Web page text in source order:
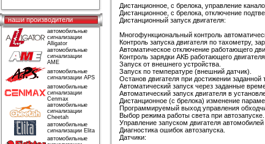
наши производители
автомобильные
сигнализации
Alligator
автомобильные
сигнализации
AME
автомобильные
сигнализации APS
автомобильные
сигнализации
Cenmax
автомобильные
сигнализации
Cheetah
автомобильные
сигнализации Elita
автомобильные
Дистанционное, с брелока, управление
Дистанционное, с брелока, отключение
Дистанционный запуск двигателя:
Многофункциональный контроль
Контроль запуска двигателя по тахометру,
Автоматическое отключение работающего
Контроль зарядки АКБ работающего двигателя.
Запуск от внешнего устройства.
Запуск по температуре (внешний датчик).
Останов двигателя при достижении заданной
Автоматический запуск через заданные
Автоматический запуск двигателя в
Дистанционное (с брелока) изменение
Программируемый выход управления
Выбор режима работы света при автозапуске.
Управление запуском двигателя автомобилей
Диагностика ошибок автозапуска.
Датчики: